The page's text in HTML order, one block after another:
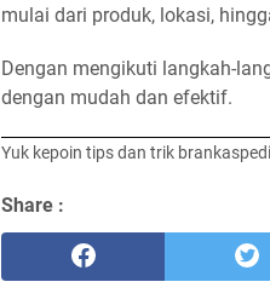
mulai dari produk, lokasi,
Dengan mengikuti langkah-
dengan mudah dan efektif.
Yuk kepoin tips dan trik
Share :